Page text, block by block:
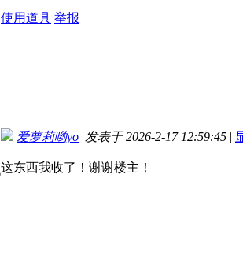
使用道具 举报
爱萝莉哟yo 发表于 2026-2-17 12:59:45 |
这东西我收了！谢谢楼主！